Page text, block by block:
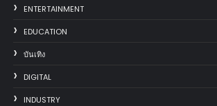
ENTERTAINMENT
EDUCATION
บันเทิง
DIGITAL
INDUSTRY